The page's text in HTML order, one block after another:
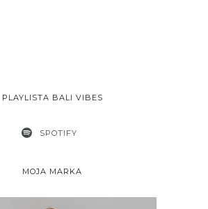
PLAYLISTA BALI VIBES
SPOTIFY
MOJA MARKA